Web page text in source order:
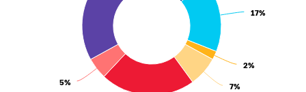
17%
17%
2%
2%
7%
7%
5%
5%